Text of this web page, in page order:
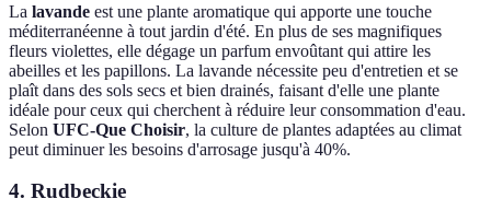
La lavande est une plante aromatique qui apporte une touche
méditerranéenne à tout jardin d'été. En plus de ses magnifiques
fleurs violettes, elle dégage un parfum envoûtant qui attire les
abeilles et les papillons. La lavande nécessite peu d'entretien et se
plaît dans des sols secs et bien drainés, faisant d'elle une plante
idéale pour ceux qui cherchent à réduire leur consommation d'eau.
Selon UFC-Que Choisir, la culture de plantes adaptées au climat
peut diminuer les besoins d'arrosage jusqu'à 40%.
4. Rudbeckie